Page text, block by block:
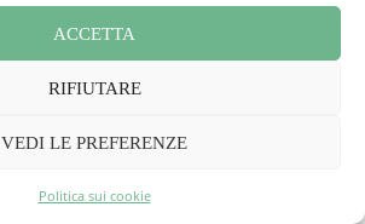
ACCETTA
RIFIUTARE
VEDI LE PREFERENZE
Politica sui cookie